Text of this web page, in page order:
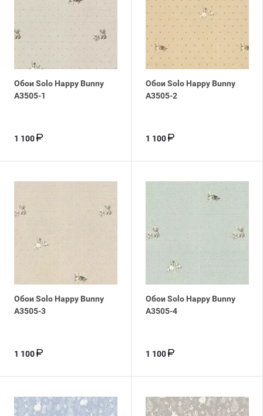
Обои Solo Happy Bunny
A3505-1
1 100
Обои Solo Happy Bunny
A3505-2
1 100
Обои Solo Happy Bunny
A3505-3
1 100
Обои Solo Happy Bunny
A3505-4
1 100